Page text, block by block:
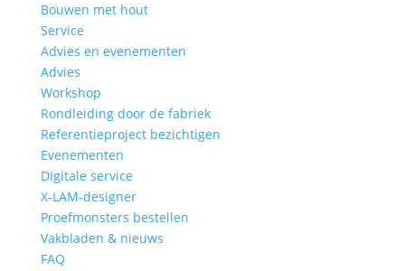
Bouwen met hout
Service
Advies en evenementen
Advies
Workshop
Rondleiding door de fabriek
Referentieproject bezichtigen
Evenementen
Digitale service
X-LAM-designer
Proefmonsters bestellen
Vakbladen & nieuws
FAQ